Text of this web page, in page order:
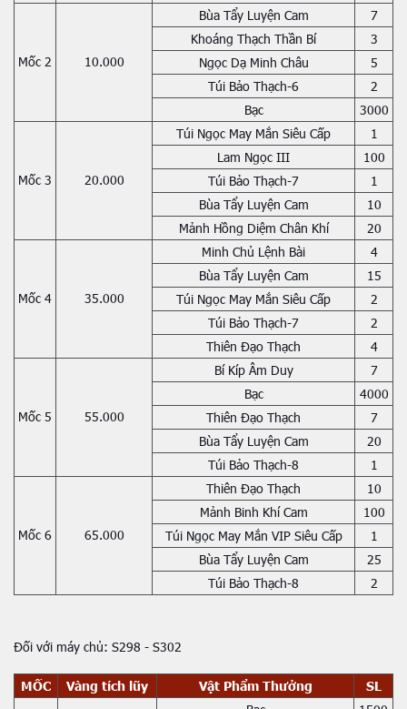
Mốc 2 10.000
Bùa Tẩy Luyện Cam
7
Khoáng Thạch Thần Bí
3
Ngọc Dạ Minh Châu
5
Túi Bảo Thạch-6
2
Bạc
3000
Mốc 3 20.000
Túi Ngọc May Mắn Siêu Cấp
1
Lam Ngọc III
100
Túi Bảo Thạch-7
1
Bùa Tẩy Luyện Cam
10
Mảnh Hồng Diệm Chân Khí
20
Mốc 4 35.000
Minh Chủ Lệnh Bài
4
Bùa Tẩy Luyện Cam
15
Túi Ngọc May Mắn Siêu Cấp
2
Túi Bảo Thạch-7
2
Thiên Đạo Thạch
4
Mốc 5 55.000
Bí Kíp Âm Duy
7
Bạc
4000
Thiên Đạo Thạch
7
Bùa Tẩy Luyện Cam
20
Túi Bảo Thạch-8
1
Mốc 6 65.000
Thiên Đạo Thạch
10
Mảnh Binh Khí Cam
100
Túi Ngọc May Mắn VIP Siêu Cấp
1
Bùa Tẩy Luyện Cam
25
Túi Bảo Thạch-8
2
Đối với máy chủ: S298 - S302
MỐC Vàng tích lũy Vật Phẩm Thưởng SL